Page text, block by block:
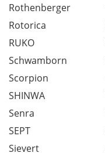
Rothenberger
Rotorica
RUKO
Schwamborn
Scorpion
SHINWA
Senra
SEPT
Sievert